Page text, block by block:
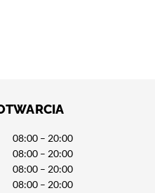
08:00 – 20:00
08:00 – 20:00
08:00 – 20:00
08:00 – 20:00